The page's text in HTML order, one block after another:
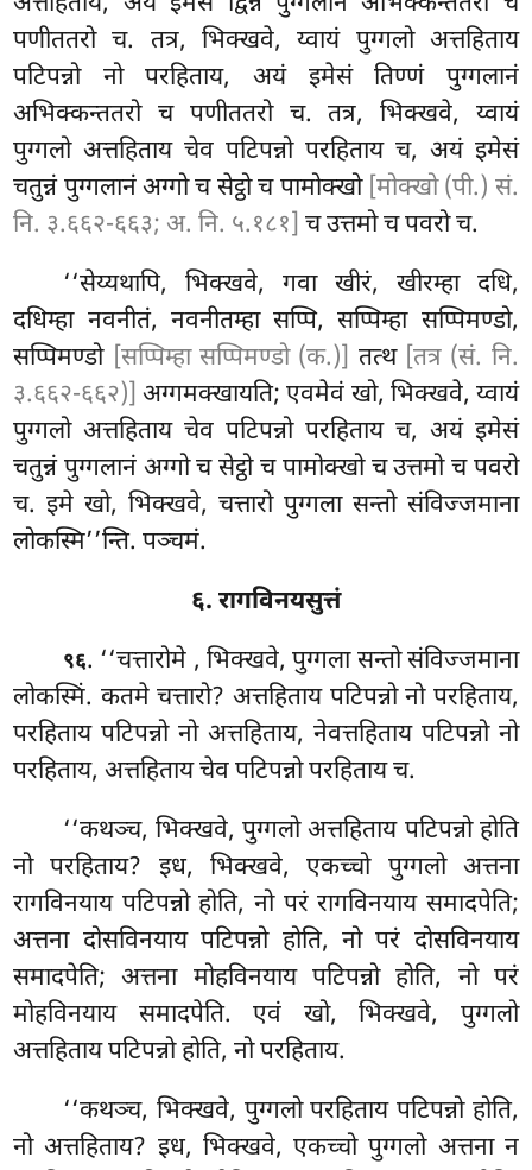
पणीततरो च. तत्र, भिक्खवे, य्वायं पुग्गलो अत्तहिताय
पटिपन्नो नो परहिताय, अयं इमेसं तिण्णं पुग्गलानं
अभिक्कन्ततरो च पणीततरो च. तत्र, भिक्खवे, य्वायं
पुग्गलो अत्तहिताय चेव पटिपन्नो परहिताय च, अयं इमेसं
चतुन्नं पुग्गलानं अग्गो च सेट्ठो च पामोक्खो [मोक्खो (पी.) सं.
नि. ३.६६२-६६३; अ. नि. ५.१८१] च उत्तमो च पवरो च.
‘‘सेय्यथापि, भिक्खवे, गवा खीरं, खीरम्हा दधि,
दधिम्हा नवनीतं, नवनीतम्हा सप्पि, सप्पिम्हा सप्पिमण्डो,
सप्पिमण्डो [सप्पिम्हा सप्पिमण्डो (क.)] तत्थ [तत्र (सं. नि.
३.६६२-६६२)] अग्गमक्खायति; एवमेवं खो, भिक्खवे, य्वायं
पुग्गलो अत्तहिताय चेव पटिपन्नो परहिताय च, अयं इमेसं
चतुन्नं पुग्गलानं अग्गो च सेट्ठो च पामोक्खो च उत्तमो च पवरो
च. इमेखो, भिक्खवे, चत्तारो पुग्गला सन्तो संविज्जमाना
लोकस्मि’’न्ति. पञ्चमं.
६. रागविनयसुत्तं
९६. ‘‘चत्तारोमे , भिक्खवे, पुग्गला सन्तो संविज्जमाना
लोकस्मिं. कतमे चत्तारो? अत्तहिताय पटिपन्नो नो परहिताय,
परहिताय पटिपन्नो नो अत्तहिताय, नेवत्तहिताय पटिपन्नो नो
परहिताय, अत्तहिताय चेव पटिपन्नो परहिताय च.
‘‘कथञ्च, भिक्खवे, पुग्गलो अत्तहिताय पटिपन्नो होति
नो परहिताय? इध, भिक्खवे, एकच्चो पुग्गलो अत्तना
रागविनयाय पटिपन्नो होति, नो परं रागविनयाय समादपेति;
अत्तना दोसविनयाय पटिपन्नो होति, नो परं दोसविनयाय
समादपेति; अत्तना मोहविनयाय पटिपन्नो होति, नो परं
मोहविनयाय समादपेति. एवं खो, भिक्खवे, पुग्गलो
अत्तहिताय पटिपन्नो होति, नो परहिताय.
‘‘कथञ्च, भिक्खवे, पुग्गलो परहिताय पटिपन्नो होति,
नो अत्तहिताय? इध, भिक्खवे, एकच्चो पुग्गलो अत्तना न